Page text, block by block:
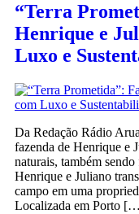
“Terra
Henrique e
Luxo e
Da Redação Rádio
fazenda de Henrique e
naturais, também
Henrique e Juliano
campo em uma
Localizada em Porto